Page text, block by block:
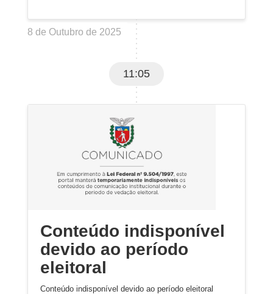
8 de Outubro de 2025
11:05
Conteúdo indisponível
devido ao período
eleitoral
Conteúdo indisponível devido ao período eleitoral